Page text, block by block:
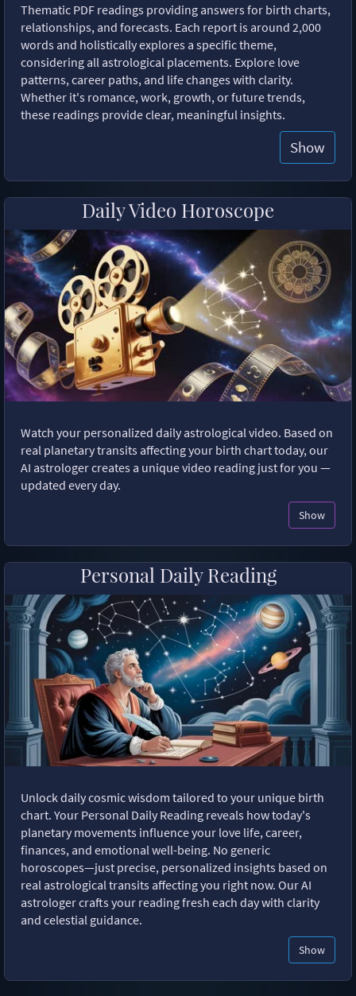
Thematic PDF readings providing answers for birth charts,
relationships, and forecasts. Each report is around 2,000
words and holistically explores a specific theme,
considering all astrological placements. Explore love
patterns, career paths, and life changes with clarity.
Whether it's romance, work, growth, or future trends,
these readings provide clear, meaningful insights.
Show
Daily Video Horoscope
Watch your personalized daily astrological video. Based on
real planetary transits affecting your birth chart today, our
AI astrologer creates a unique video reading just for you —
updated every day.
Show
Personal Daily Reading
Unlock daily cosmic wisdom tailored to your unique birth
chart. Your Personal Daily Reading reveals how today's
planetary movements influence your love life, career,
finances, and emotional well-being. No generic
horoscopes—just precise, personalized insights based on
real astrological transits affecting you right now. Our AI
astrologer crafts your reading fresh each day with clarity
and celestial guidance.
Show